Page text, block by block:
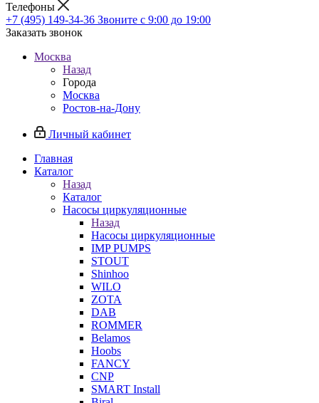
Телефоны
+7 (495) 149-34-36 Звоните с 9:00 до 19:00
Заказать звонок
Москва
Назад
Города
Москва
Ростов-на-Дону
Личный кабинет
Главная
Каталог
Назад
Каталог
Насосы циркуляционные
Назад
Насосы циркуляционные
IMP PUMPS
STOUT
Shinhoo
WILO
ZOTA
DAB
ROMMER
Belamos
Hoobs
FANCY
CNP
SMART Install